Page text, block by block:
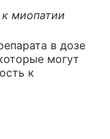
миопатии
в дозе
могут
к